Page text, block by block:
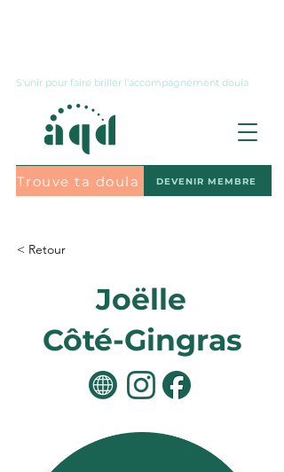
S'unir pour faire briller l'accompagnement doula
Trouve ta doula DEVENIR MEMBRE
< Retour
Joëlle
Côté-Gingras